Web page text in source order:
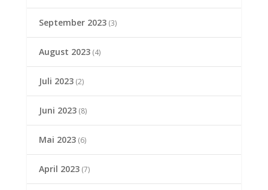
September 2023(3)
August 2023(4)
Juli 2023(2)
Juni 2023(8)
Mai 2023(6)
April 2023(7)